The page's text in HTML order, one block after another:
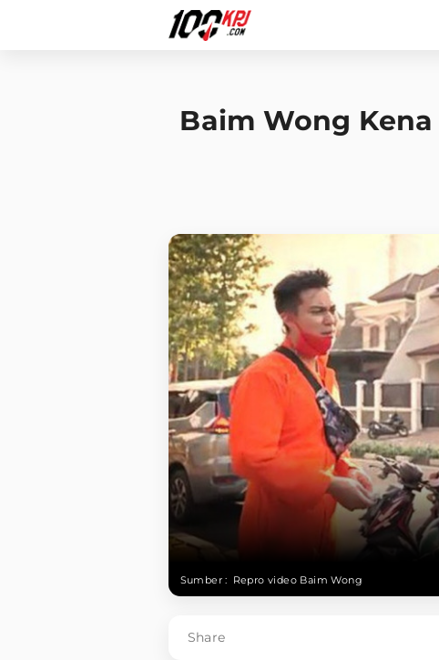
Baim Wong
Sumber : Repro video Baim Wong
Share